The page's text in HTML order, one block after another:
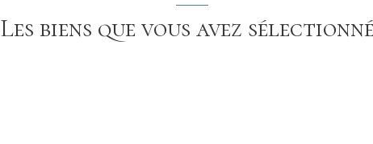
Les biens que vous avez